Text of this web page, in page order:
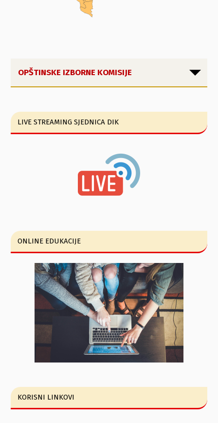
OPŠTINSKE IZBORNE KOMISIJE
LIVE STREAMING SJEDNICA DIK
ONLINE EDUKACIJE
KORISNI LINKOVI